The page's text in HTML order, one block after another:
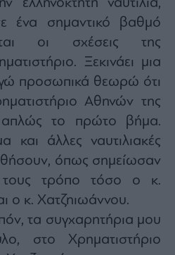
ελληνόκτητη ναυτιλία,
ένα σημαντικό βαθμό
οι σχέσεις της
Ξεκινάει μια
προσωπικά θεωρώ ότι
Αθηνών της
απλώς το πρώτο βήμα.
άλλες ναυτιλιακές
όπως σημείωσαν
τρόπο τόσο ο κ.
ο κ. Χατζηιωάννου.
τα συγχαρητήρια μου
στο Χρηματιστήριο